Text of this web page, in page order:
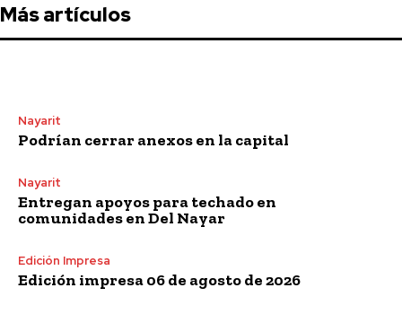
Más artículos
Nayarit
Podrían cerrar anexos en la capital
Nayarit
Entregan apoyos para techado en
comunidades en Del Nayar
Edición Impresa
Edición impresa 06 de agosto de 2026